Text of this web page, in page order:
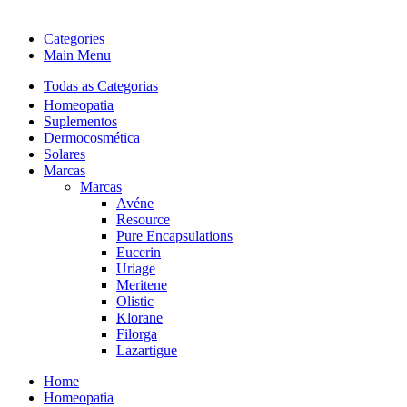
Categories
Main Menu
Todas as Categorias
Homeopatia
Suplementos
Dermocosmética
Solares
Marcas
Marcas
Avéne
Resource
Pure Encapsulations
Eucerin
Uriage
Meritene
Olistic
Klorane
Filorga
Lazartigue
Home
Homeopatia